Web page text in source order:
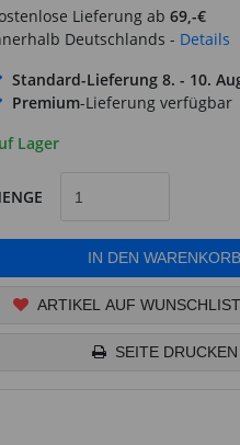
Lieferung ab 69,-€
Deutschlands - Details
Standard-Lieferung 8. - 10.
Premium-Lieferung verfügbar
Lager
IN DEN WARENKORB
ARTIKEL AUF
SEITE DRUCKEN